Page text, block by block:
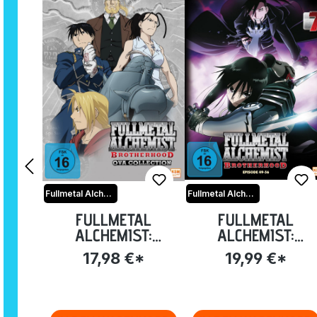
Fullmetal Alchemist
FULLMETAL
ALCHEMIST:
BROOTHERHOOD
OVA COLLECTION
17,98 €*
Fullmetal Alchemist
FULLMETAL
ALCHEMIST:
BROTHERHOOD -
VOLUME 7: EPISODE
19,99 €*